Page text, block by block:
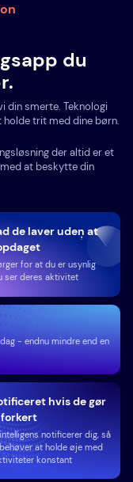
du
din smerte. Teknologi
trit med dine børn.
der altid er et
at beskytte din
de laver uden at
for at du er usynlig
ser deres aktivitet
- endnu mindre end en
hvis de gør
notificerer dig, så
at holde øje med
konstant